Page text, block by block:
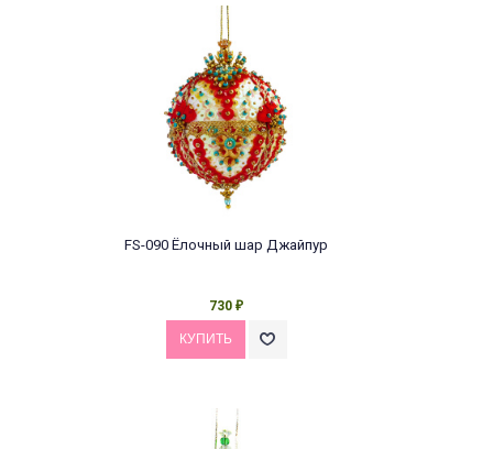
FS-090 Ёлочный шар Джайпур
730 ₽